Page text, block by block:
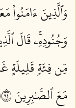
وَٱلَّذِينَ ءَامَنُواْ
وَجُنُودِهِۦۚ قَالَ
مِّن فِئَةٖ قَلِيلَةٍ
مَعَ ٱلصَّٰبِرِينَ ٢٤٩